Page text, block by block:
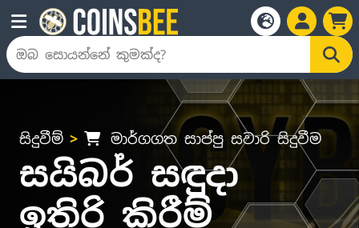
සිදුවීම් මාර්ගගත සාප්පු සවාරි සිදුවීම
සයිබර් සඳුදා
ඉතිරි කිරීම්